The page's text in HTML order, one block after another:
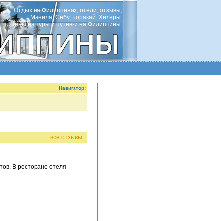
Отдых на Филиппинах, отели, отзывы,
Манила, Себу, Боракай. Хилеры.
Цены на туры и путевки на Филиппины.
Навигатор:
все отзывы
В ресторане отеля